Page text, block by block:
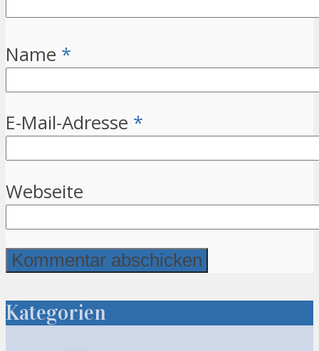
Name *
E-Mail-Adresse *
Webseite
Kategorien